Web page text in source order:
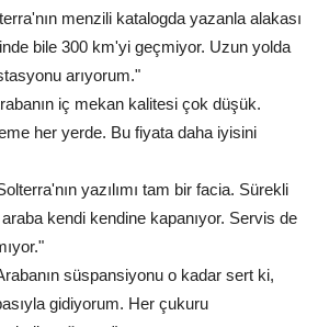
menzili katalogda yazanla alakası
bile 300 km'yi geçmiyor. Uzun yolda
arıyorum."
iç mekan kalitesi çok düşük.
her yerde. Bu fiyata daha iyisini
yazılımı tam bir facia. Sürekli
kendi kendine kapanıyor. Servis de
süspansiyonu o kadar sert ki,
gidiyorum. Her çukuru